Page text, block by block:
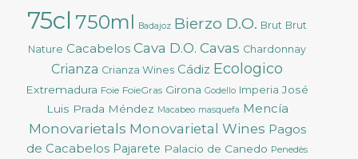
75cl 750ml Badajoz Bierzo D.O. Brut Brut
Nature Cacabelos Cava D.O. Cavas Chardonnay
Crianza Crianza Wines Cádiz Ecologico
Extremadura Foie FoieGras Girona Godello Imperia José
Luis Prada Méndez Macabeo masquefa Mencía
Monovarietals Monovarietal Wines Pagos
de Cacabelos Pajarete Palacio de Canedo Penedès